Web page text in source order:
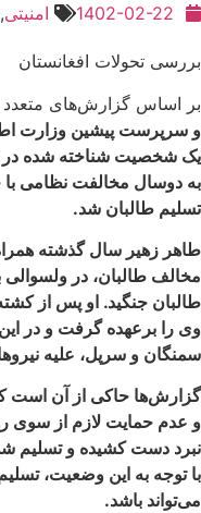
1402-02-22 امنیتی,
بررسی تحولات افغانستان
بر اساس گزارش‌های متعدد
و سرپرست پیشین وزارت
یک شخصیت شناخته شده
تسلیم طالبان شد.
طاهر زهیر سال‌ گذشته
مخالف طالبان، در
طالبان جنگید. او پس از
وی را برعهده گرفت و در
سمنگان و سرپل، علیه
گزارش‌‌ها حاکی از آن است
و عدم حمایت لازم از سوی
نبرد دست کشیده و تسلیم
با توجه به این وضعیت،
می‌تواند باشد.